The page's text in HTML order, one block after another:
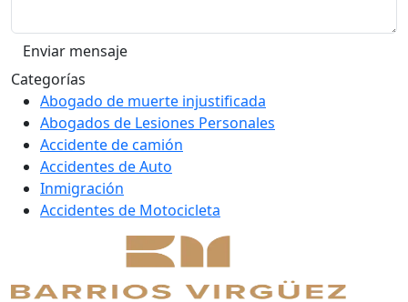
Categorías
Abogado de muerte injustificada
Abogados de Lesiones Personales
Accidente de camión
Accidentes de Auto
Inmigración
Accidentes de Motocicleta